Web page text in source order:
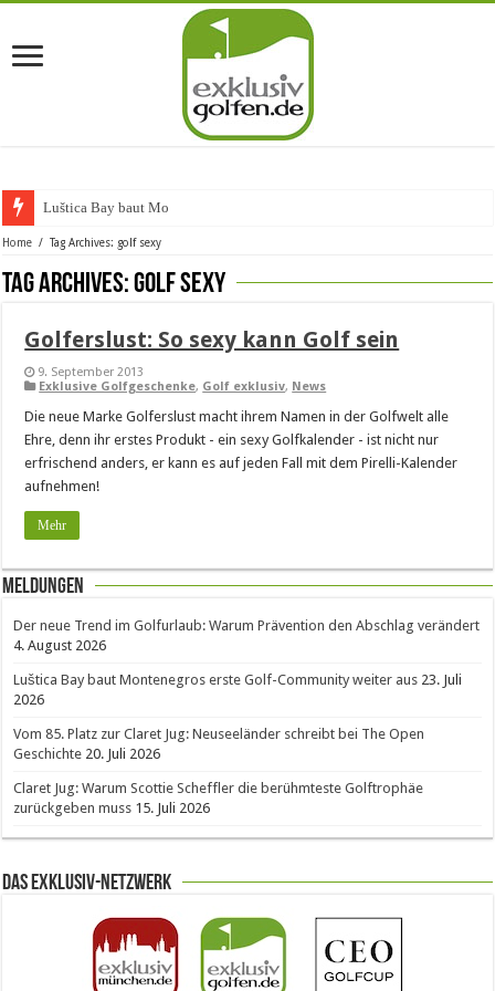
Luštica Bay baut Monten
Home / Tag Archives: golf sexy
Tag Archives:golf sexy
Golferslust: So sexy kann Golf sein
9. September 2013
Exklusive Golfgeschenke, Golf exklusiv, News
Die neue Marke Golferslust macht ihrem Namen in der Golfwelt alle
Ehre, denn ihr erstes Produkt - ein sexy Golfkalender - ist nicht nur
erfrischend anders, er kann es auf jeden Fall mit dem Pirelli-Kalender
aufnehmen!
Mehr
Meldungen
Der neue Trend im Golfurlaub: Warum Prävention den Abschlag verändert
4. August 2026
Luštica Bay baut Montenegros erste Golf-Community weiter aus 23. Juli
2026
Vom 85. Platz zur Claret Jug: Neuseeländer schreibt bei The Open
Geschichte 20. Juli 2026
Claret Jug: Warum Scottie Scheffler die berühmteste Golftrophäe
zurückgeben muss 15. Juli 2026
Das Exklusiv-Netzwerk